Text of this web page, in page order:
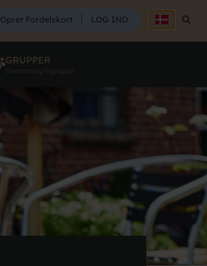
SØG
Søg
Opret Fordelskort LOG IND
GRUPPER
Overnatning til grupper